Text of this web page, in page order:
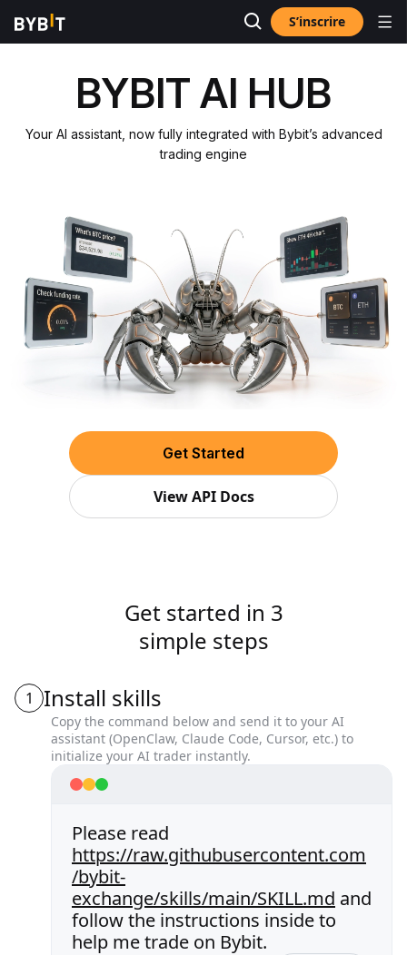
S’inscrire
BYBIT AI HUB
Your AI assistant, now fully integrated with Bybit’s advanced
trading engine
Get Started
View API Docs
Get started in 3
simple steps
1 Install skills
Copy the command below and send it to your AI
assistant (OpenClaw, Claude Code, Cursor, etc.) to
initialize your AI trader instantly.
Please read
https://raw.githubusercontent.com
/bybit-
exchange/skills/main/SKILL.md and
follow the instructions inside to
help me trade on Bybit.